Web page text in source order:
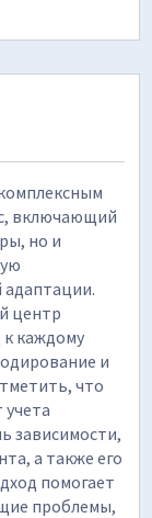
включающий
но и
центр
каждому
и
что
учета
зависимости,
а также его
помогает
проблемы,